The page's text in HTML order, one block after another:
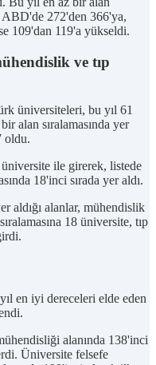
ABD'de 272'den 366'ya,
109'dan 119'a yükseldi.
ve tıp
üniversiteleri, bu yıl 61
alan sıralamasında yer
oldu.
ile girerek, listede
18'inci sırada yer aldı.
aldığı alanlar, mühendislik
18 üniversite, tıp
en iyi dereceleri elde eden
alanında 138'inci
Üniversite felsefe